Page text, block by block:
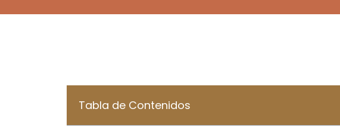
Tabla de Contenidos